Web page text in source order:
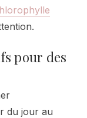
pour des
du jour au